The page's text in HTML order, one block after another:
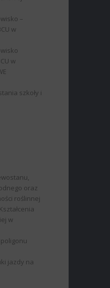
–
w
w
szkoły i
oraz
roślinnej
w
jazdy na